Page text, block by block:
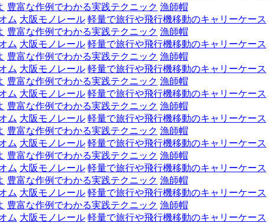
豊富な作例でわかる実践テクニック 漁師帽
ム 大阪モノレール 軽量で旅行や飛行機移動のキャリーケース
豊富な作例でわかる実践テクニック 漁師帽
ム 大阪モノレール 軽量で旅行や飛行機移動のキャリーケース
豊富な作例でわかる実践テクニック 漁師帽
ム 大阪モノレール 軽量で旅行や飛行機移動のキャリーケース
豊富な作例でわかる実践テクニック 漁師帽
ム 大阪モノレール 軽量で旅行や飛行機移動のキャリーケース
豊富な作例でわかる実践テクニック 漁師帽
ム 大阪モノレール 軽量で旅行や飛行機移動のキャリーケース
豊富な作例でわかる実践テクニック 漁師帽
ム 大阪モノレール 軽量で旅行や飛行機移動のキャリーケース
豊富な作例でわかる実践テクニック 漁師帽
ム 大阪モノレール 軽量で旅行や飛行機移動のキャリーケース
豊富な作例でわかる実践テクニック 漁師帽
ム 大阪モノレール 軽量で旅行や飛行機移動のキャリーケース
豊富な作例でわかる実践テクニック 漁師帽
ム 大阪モノレール 軽量で旅行や飛行機移動のキャリーケース